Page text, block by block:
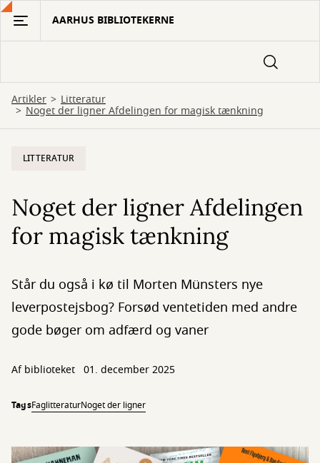
Gå
hovedindhold
AARHUS BIBLIOTEKERNE
Artikler Litteratur
Noget der ligner Afdelingen for magisk tænkning
LITTERATUR
Noget der ligner Afdelingen
for magisk tænkning
Står du også i kø til Morten Münsters nye
leverpostejsbog? Forsød ventetiden med andre
gode bøger om adfærd og vaner
Af biblioteket 01. december 2025
TagsFaglitteraturNoget der ligner